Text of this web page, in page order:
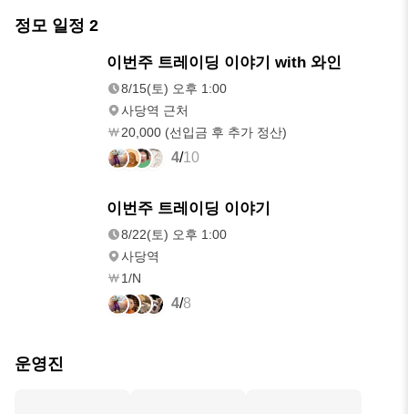
정모 일정 2
이번주 트레이딩 이야기 with 와인
8/15(토) 오후 1:00
사당역 근처
20,000 (선입금 후 추가 정산)
4/10
이번주 트레이딩 이야기
8/22(토) 오후 1:00
사당역
1/N
4/8
운영진